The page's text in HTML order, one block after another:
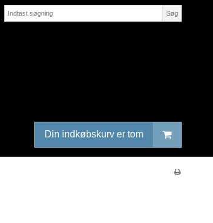
Søg
Din indkøbskurv er tom